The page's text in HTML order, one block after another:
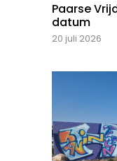
Paarse
datum
20 juli 2026